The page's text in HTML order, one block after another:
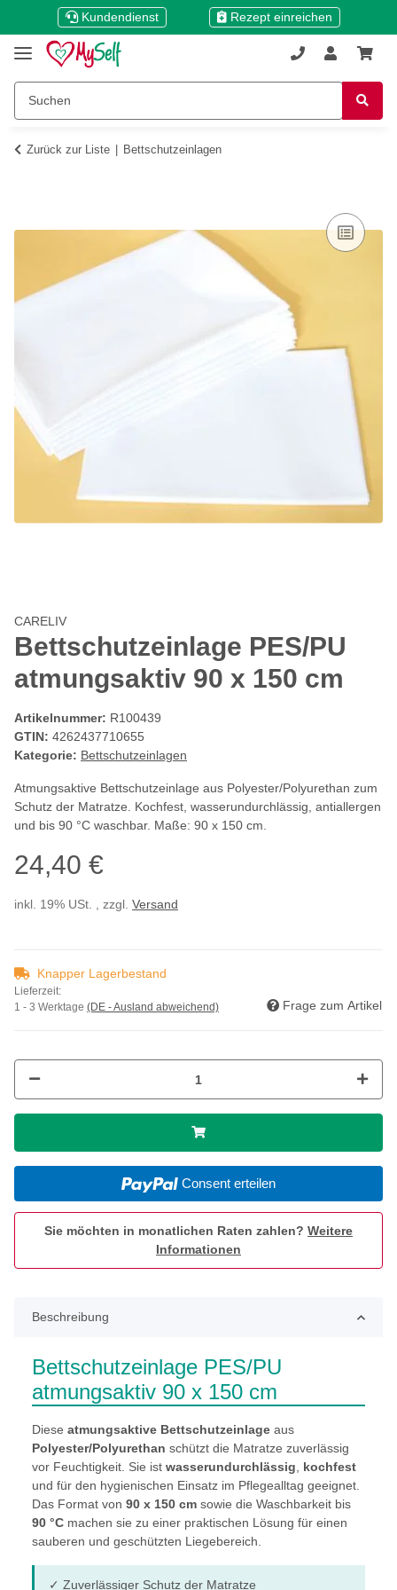
Kundendienst Rezept einreichen
Zurück zur Liste Bettschutzeinlagen
CARELIV
Bettschutzeinlage PES/PU
atmungsaktiv 90 x 150 cm
Artikelnummer: R100439
GTIN: 4262437710655
Kategorie: Bettschutzeinlagen
Atmungsaktive Bettschutzeinlage aus Polyester/Polyurethan zum
Schutz der Matratze. Kochfest, wasserundurchlässig, antiallergen
und bis 90 °C waschbar. Maße: 90 x 150 cm.
24,40 €
inkl. 19% USt. , zzgl. Versand
Knapper Lagerbestand
Lieferzeit:
1 - 3 Werktage (DE - Ausland abweichend) Frage zum Artikel
Consent erteilen
Sie möchten in monatlichen Raten zahlen? Weitere
Informationen
Beschreibung
Bettschutzeinlage PES/PU
atmungsaktiv 90 x 150 cm
Diese atmungsaktive Bettschutzeinlage aus
Polyester/Polyurethan schützt die Matratze zuverlässig
vor Feuchtigkeit. Sie ist wasserundurchlässig
kochfest
und für den hygienischen Einsatz im Pflegealltag geeignet.
Das Format von 90 x 150 cm sowie die Waschbarkeit bis
90 °C machen sie zu einer praktischen Lösung für einen
sauberen und geschützten Liegebereich.
✓ Zuverlässiger Schutz der Matratze